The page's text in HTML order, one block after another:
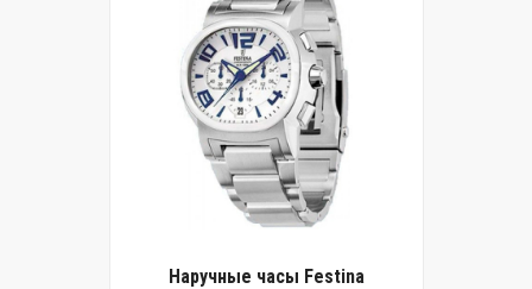
Наручные часы Festina